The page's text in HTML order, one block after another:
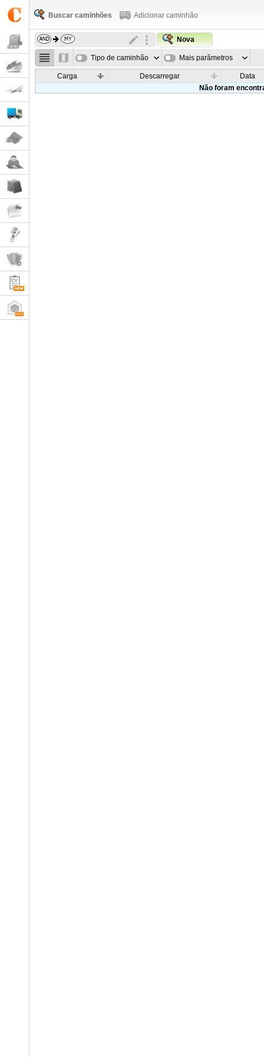
Buscar caminhões Adicionar caminhão
Nova
Tipo de caminhão Mais parâmetros
Carga Descarregar
Data
Não foram